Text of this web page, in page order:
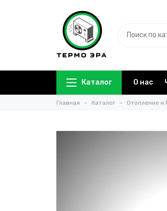
Каталог О нас
Главная Каталог Отопление и